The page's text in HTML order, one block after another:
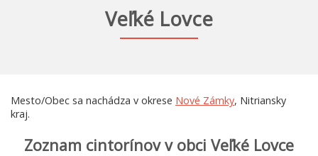
Veľké Lovce
Mesto/Obec sa nachádza v okrese Nové Zámky, Nitriansky
kraj.
Zoznam cintorínov v obci Veľké Lovce